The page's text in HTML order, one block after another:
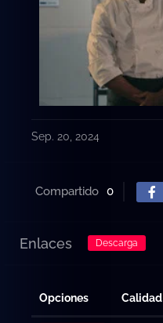
Sep. 20, 2024
Compartido 0
Enlaces Descarga
Opciones Calidad